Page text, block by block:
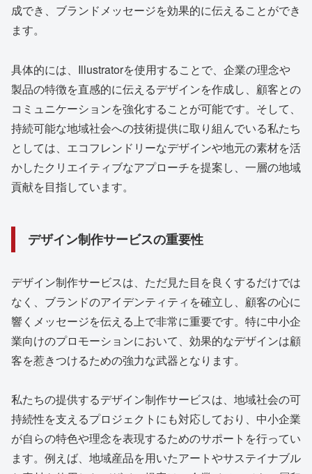
成でき、ブランドメッセージを効果的に伝えることができ
ます。
具体的には、Illustratorを使用することで、企業の理念や
製品の特徴を直感的に伝えるデザインを作成し、顧客との
コミュニケーションを強化することが可能です。そして、
持続可能な地域社会への技術提供に取り組んでいる私たち
としては、エコフレンドリーなデザインや地元の素材を活
かしたクリエイティブなアプローチを提案し、一層の地域
貢献を目指しています。
デザイン制作サービスの重要性
デザイン制作サービスは、ただ見た目を良くするだけでは
なく、ブランドのアイデンティティを確立し、顧客の心に
響くメッセージを伝える上で非常に重要です。特に中小企
業向けのプロモーションにおいて、効果的なデザインは顧
客を惹きつけるための強力な武器となります。
私たちの提供するデザイン制作サービスは、地域社会の可
持続性を支えるプロジェクトにも対応しており、中小企業
が自らの特色や理念を表現するためのサポートを行ってい
ます。例えば、地域産品を用いたアートやサステイナブル